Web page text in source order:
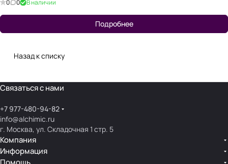
0 0 В наличии
Подробнее
Назад к списку
Связаться с нами
+7 977-480-94-82
info@alchimic.ru
г. Москва, ул. Складочная 1 стр. 5
Компания
Информация